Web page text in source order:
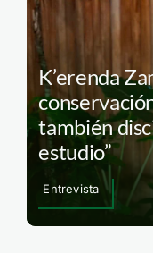
K’erenda
también
estudio”
Entrevista